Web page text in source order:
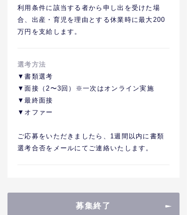
利用条件に該当する者から申し出を受けた場
合、出産・育児を理由とする休業時に最大200
万円を支給します。
選考方法
▼書類選考
▼面接（2〜3回）※一次はオンライン実施
▼最終面接
▼オファー
ご応募をいただきましたら、1週間以内に書類
選考合否をメールにてご連絡いたします。
募集終了